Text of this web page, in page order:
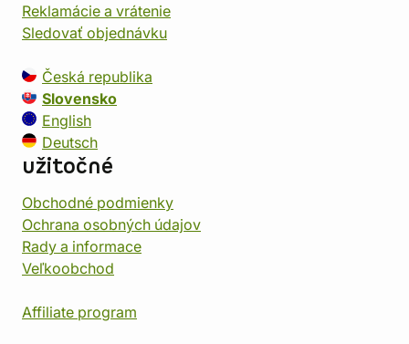
Reklamácie a vrátenie
Sledovať objednávku
Česká republika
Slovensko
English
Deutsch
užitočné
Obchodné podmienky
Ochrana osobných údajov
Rady a informace
Veľkoobchod
Affiliate program